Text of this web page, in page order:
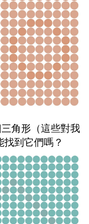
角形（這些對我
到它們嗎？